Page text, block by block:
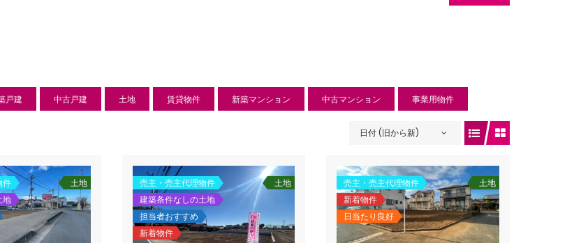
戸建 中古戸建 土地 賃貸物件 新築マンション 中古マンション 事業用物件
日付 (旧から新)
件
地
土地
売主・売主代理物件
建築条件なしの土地
担当者おすすめ
新着物件
土地
売主・売主代理物件
新着物件
日当たり良好
土地